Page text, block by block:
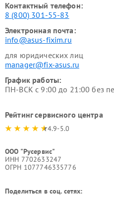
Контактный телефон:
8 (800) 301-55-83
Электронная почта:
info@asus-fixim.ru
для юридических лиц
manager@fix-asus.ru
График работы:
ПН-ВСК с 9:00 до 21:00 без
Рейтинг сервисного центра
4.9-5.0
ООО "Русервис"
ИНН 7702633247
ОГРН 1077746335776
Поделиться в соц. сетях: